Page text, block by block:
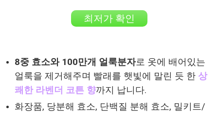
최저가 확인
8중 효소와 100만개 얼룩분자로 옷에 배어있는
얼룩을 제거해주며 빨래를 햇빛에 말린 듯 한 상
쾌한 라벤더 코튼 향까지 납니다.
화장품, 당분해 효소, 단백질 분해 효소, 밀키트/